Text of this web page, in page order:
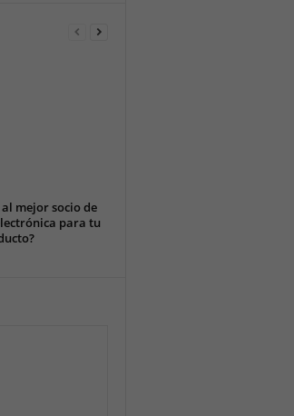
al mejor socio de
para tu